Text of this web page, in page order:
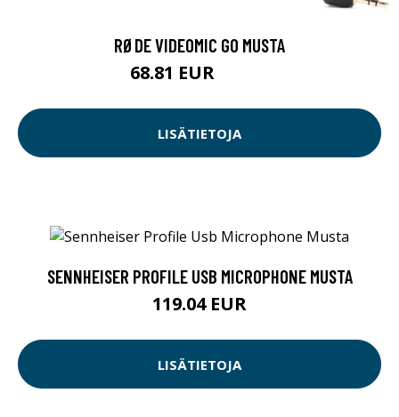
RØDE VIDEOMIC GO MUSTA
68.81 EUR
LISÄTIETOJA
SENNHEISER PROFILE USB MICROPHONE MUSTA
119.04 EUR
LISÄTIETOJA